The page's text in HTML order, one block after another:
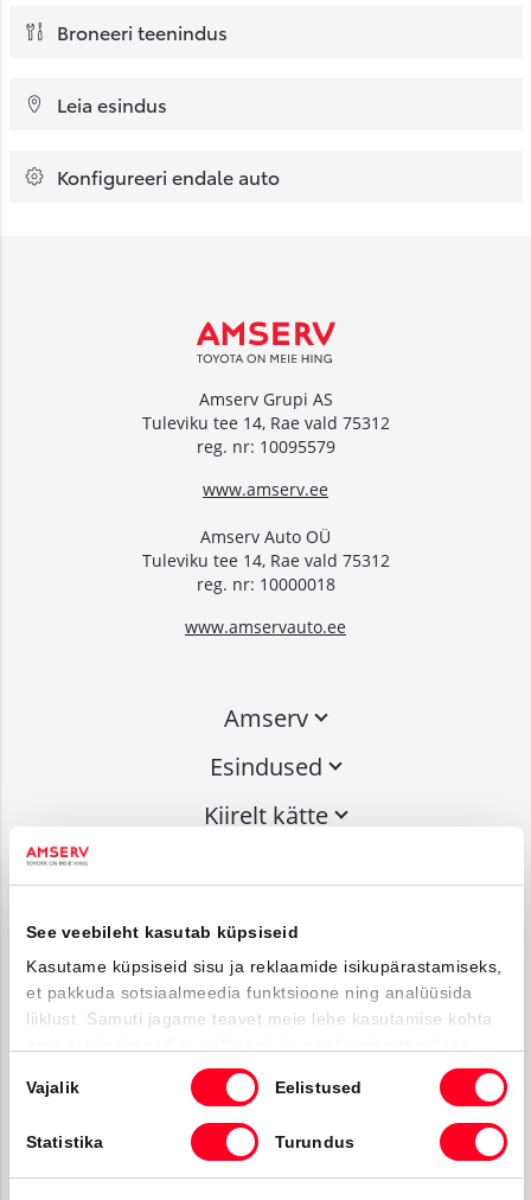
See veebileht kasutab küpsiseid
Kasutame küpsiseid sisu ja reklaamide isikupärastamiseks,
et pakkuda sotsiaalmeedia funktsioone ning analüüsida
liiklust. Samuti jagame teavet meie lehe kasutamise kohta
kes võivad seda kombineerida muu teabega, mille olete
neile esitanud või mida nad on kogunud kui olete nende
teenuseid kasutanud.
valik
Vajalik Eelistused
Statistika Turundus
Broneeri teenindus
Leia esindus
Konfigureeri endale auto
Amserv Grupi AS
Tuleviku tee 14, Rae vald 75312
reg. nr: 10095579
www.amserv.ee
Amserv Auto OÜ
Tuleviku tee 14, Rae vald 75312
reg. nr: 10000018
www.amservauto.ee
Amserv
Esindused
Kiirelt kätte
Liitu uudiskirjaga
Võta ühendust
info@amserv.ee
Teavita rikkumisest
Jälgi meid